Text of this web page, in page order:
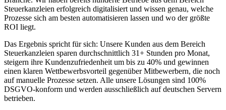
Steuerkanzleien erfolgreich digitalisiert und wissen genau, welche
Prozesse sich am besten automatisieren lassen und wo der größte
ROI liegt.
Das Ergebnis spricht für sich: Unsere Kunden aus dem Bereich
Steuerkanzleien sparen durchschnittlich 31+ Stunden pro Monat,
steigern ihre Kundenzufriedenheit um bis zu 40% und gewinnen
einen klaren Wettbewerbsvorteil gegenüber Mitbewerbern, die noch
auf manuelle Prozesse setzen. Alle unsere Lösungen sind 100%
DSGVO-konform und werden ausschließlich auf deutschen Servern
betrieben.